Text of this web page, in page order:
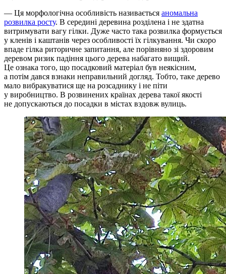
— Ця морфологічна особливість називається аномальна
розвилка росту. В середині деревина розділена і не здатна
витримувати вагу гілки. Дуже часто така розвилка формується
у кленів і каштанів через особливості їх гілкування. Чи скоро
впаде гілка риторичне запитання, але порівняно зі здоровим
деревом ризик падіння цього дерева набагато вищий.
Це ознака того, що посадковий матеріал був неякісним,
а потім дався взнаки неправильний догляд. Тобто, таке дерево
мало вибракуватися ще на розсаднику і не піти
у виробництво. В розвинених країнах дерева такої якості
не допускаються до посадки в містах вздовж вулиць.